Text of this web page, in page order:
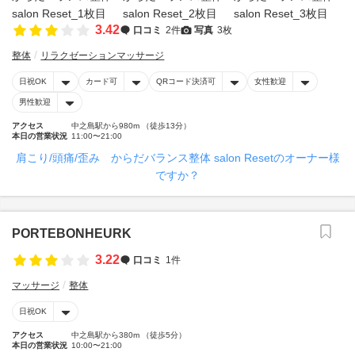
3.42 口コミ 2件 写真 3枚
整体 リラクゼーションマッサージ
日祝OK カード可 QRコード決済可 女性歓迎
男性歓迎
アクセス
中之島駅から980m （徒歩13分）
本日の営業状況 11:00〜21:00
肩こり/頭痛/歪み からだバランス整体 salon Resetのオーナー様
ですか？
PORTEBONHEURK
3.22
口コミ 1件
マッサージ 整体
日祝OK
アクセス
中之島駅から380m （徒歩5分）
本日の営業状況 10:00〜21:00